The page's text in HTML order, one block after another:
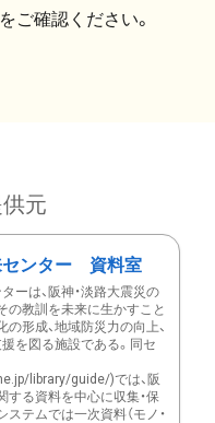
ご確認ください。
元
センター 資料室
ーは、阪神・淡路大震災の
の教訓を未来に生かすこと
の形成、地域防災力の向上、
を図る施設である。同セ
library/guide/)では、阪
する資料を中心に収集・保
ステムでは一次資料（モノ・